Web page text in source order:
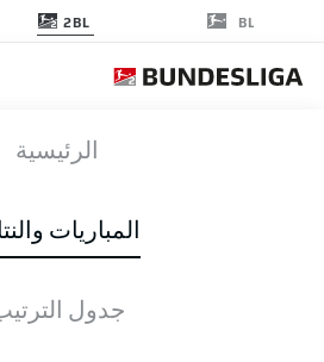
BL
2BL
الرئيسية
المباريات
جدولالأخبار التشكيلات